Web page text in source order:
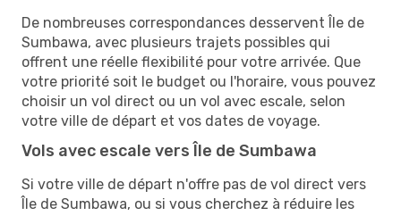
De nombreuses correspondances desservent Île de
Sumbawa, avec plusieurs trajets possibles qui
offrent une réelle flexibilité pour votre arrivée. Que
votre priorité soit le budget ou l'horaire, vous pouvez
choisir un vol direct ou un vol avec escale, selon
votre ville de départ et vos dates de voyage.
Vols avec escale vers Île de Sumbawa
Si votre ville de départ n'offre pas de vol direct vers
Île de Sumbawa, ou si vous cherchez à réduire les